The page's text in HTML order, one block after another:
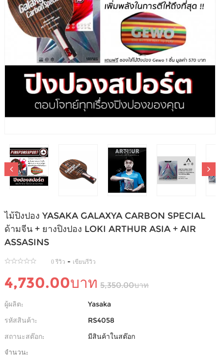
ไม้ปิงปอง YASAKA GALAXYA CARBON SPECIAL
ด้ามจีน + ยางปิงปอง LOKI ARTHUR ASIA + AIR
ASSASINS
0 รีวิว - เขียนรีวิว
4,730.00บาท 5,350.00บาท
ผู้ผลิต:
Yasaka
รหัสสินค้า:
RS4058
สถานะสต๊อก:
มีสินค้าในสต๊อก
จำนวน: